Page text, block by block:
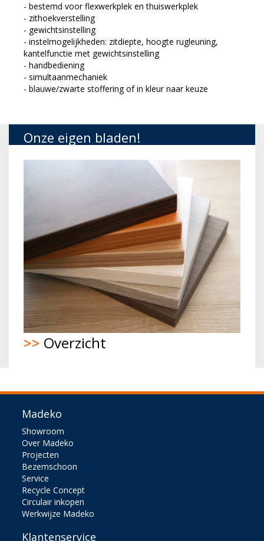
- bestemd voor flexwerkplek en thuiswerkplek
- zithoekverstelling
- gewichtsinstelling
- instelmogelijkheden: zitdiepte, hoogte rugleuning,
kantelfunctie met gewichtsinstelling
- handbediening
- simultaanmechaniek
- blauwe/zwarte stoffering of in kleur naar keuze
Onze eigen bladen!
>> Overzicht
Madeko
Showroom
Over Madeko
Projecten
Bezemschoon
Service
Recycle Concept
Circulair inkopen
Werkwijze Madeko
Klantenservice